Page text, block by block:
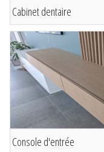
Cabinet dentaire
Console d'entrée